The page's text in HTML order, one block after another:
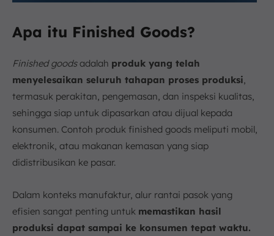
Apa itu Finished Goods?
Finished goodsadalah produk yang telah
menyelesaikan seluruh tahapan proses produksi,
termasuk perakitan, pengemasan, dan inspeksi kualitas,
sehingga siap untuk dipasarkan atau dijual kepada
konsumen. Contoh produk finished goods meliputi mobil,
elektronik, atau makanan kemasan yang siap
didistribusikan ke pasar.
Dalam konteks manufaktur, alur rantai pasok yang
efisien sangat penting untuk memastikan hasil
produksi dapat sampai ke konsumen tepat waktu.